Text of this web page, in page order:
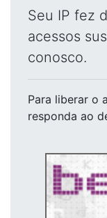
Seu IP fez
acessos
conosco.
Para liberar o
responda ao